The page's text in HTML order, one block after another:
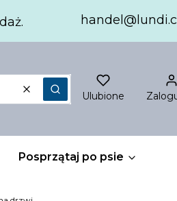
WyczyśćSzukajUlubione
Posprzątaj po psie